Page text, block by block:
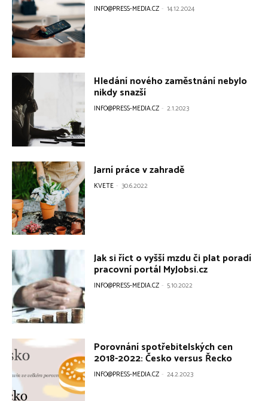
INFO@PRESS-MEDIA.CZ - 14.12.2024
Hledání nového zaměstnání nebylo
nikdy snazší
INFO@PRESS-MEDIA.CZ - 2.1.2023
Jarní práce v zahradě
KVETE - 30.6.2022
Jak si říct o vyšší mzdu či plat poradí
pracovní portál MyJobsi.cz
INFO@PRESS-MEDIA.CZ - 5.10.2022
Porovnání spotřebitelských cen
2018-2022: Česko versus Řecko
INFO@PRESS-MEDIA.CZ - 24.2.2023